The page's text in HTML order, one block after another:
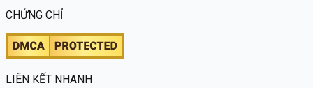
CHỨNG CHỈ
LIÊN KẾT NHANH